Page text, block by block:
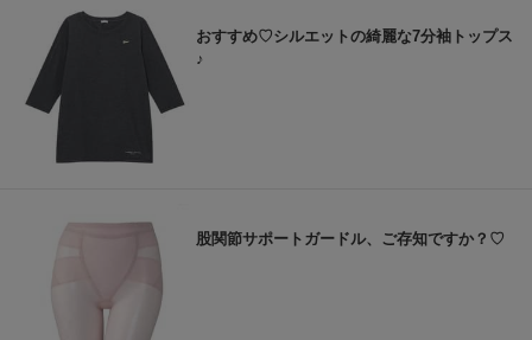
おすすめ♡シルエットの綺麗な7分袖トップス
♪
股関節サポートガードル、ご存知ですか？♡